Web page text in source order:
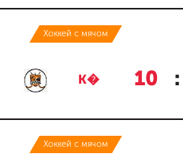
Хоккей с мячом
К� 10 :
Хоккей с мячом